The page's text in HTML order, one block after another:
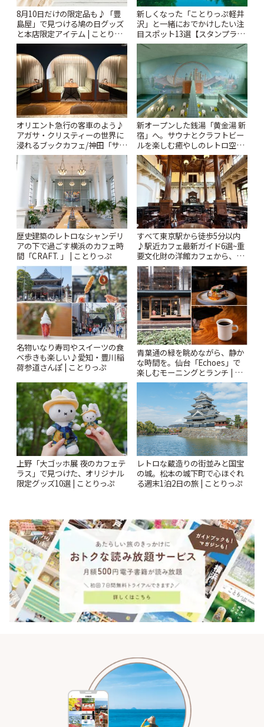
8月10日だけの限定品も♪「豊
島屋」で見つける鳩の日グッズ
と本店限定アイテム | ことりっ
ぷ
新しくなった「ことりっぷ軽井
沢」と一緒におでかけしたい注
目スポット13選【スタンプラリ
ー開催中】 | ことりっぷ
オリエント急行の客車のよう♪
アガサ・クリスティーの世界に
浸れるブックカフェ/神田「サロ
ンクリスティ」 | ことりっぷ
新オープンした銭湯「黄金湯 新
宿」へ。サウナとクラフトビー
ルを楽しむ癒やしのレトロ空間
| ことりっぷ
歴史建築のレトロなシャンデリ
アの下で過ごす横浜のカフェ時
間「CRAFT. 」 | ことりっぷ
すべて東京駅から徒歩5分以内
♪駅近カフェ最新ガイド6選~重
要文化財の洋館カフェから、改
札すぐのレトロ喫茶まで~ | こと
りっぷ
名物いなり寿司やスイーツの食
べ歩きも楽しい♪愛知・豊川稲
荷参道さんぽ | ことりっぷ
青葉通の緑を眺めながら、静か
な時間を。仙台「Echoes」で
楽しむモーニングとランチ | こ
とりっぷ
上野「大ゴッホ展 夜のカフェテ
ラス」で見つけた、オリジナル
限定グッズ10選 | ことりっぷ
レトロな蔵造りの街並みと国宝
の城。松本の城下町で心ほぐれ
る週末1泊2日の旅 | ことりっぷ